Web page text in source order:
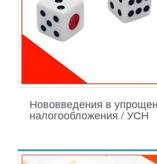
Нововведения в
налогообложения / УСН